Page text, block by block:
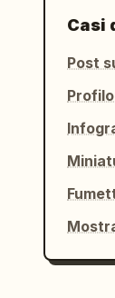
Casi
Post